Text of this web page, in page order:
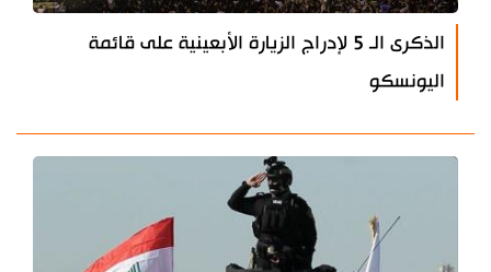
الذكرى الـ 5 لإدراج الزيارة الأبعينية على قائمة
اليونسكو